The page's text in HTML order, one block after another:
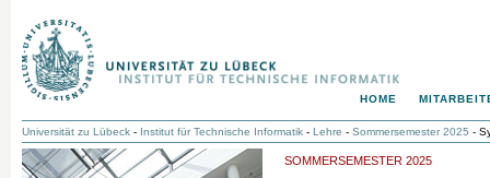
HOME
Universität zu Lübeck - Institut für Technische Informatik - Lehre - Sommersemester 2025 -
SOMMERSEMESTER 2025